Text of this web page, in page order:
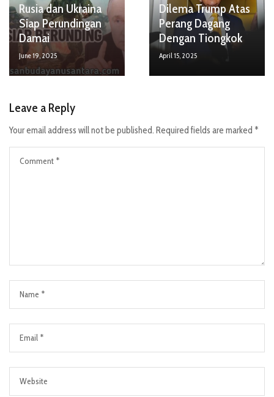
Rusia dan Ukraina
Siap Perundingan
Damai
June 19, 2025
Dilema Trump Atas
Perang Dagang
Dengan Tiongkok
April 15, 2025
Leave a Reply
Your email address will not be published. Required fields are marked *